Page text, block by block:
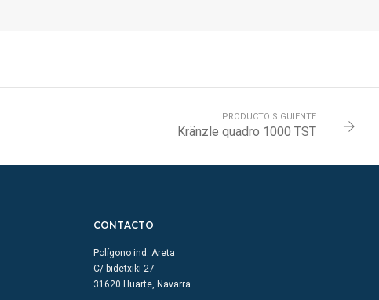
PRODUCTO SIGUIENTE
Kränzle quadro 1000 TST
CONTACTO
Polígono ind. Areta
C/ bidetxiki 27
31620 Huarte, Navarra